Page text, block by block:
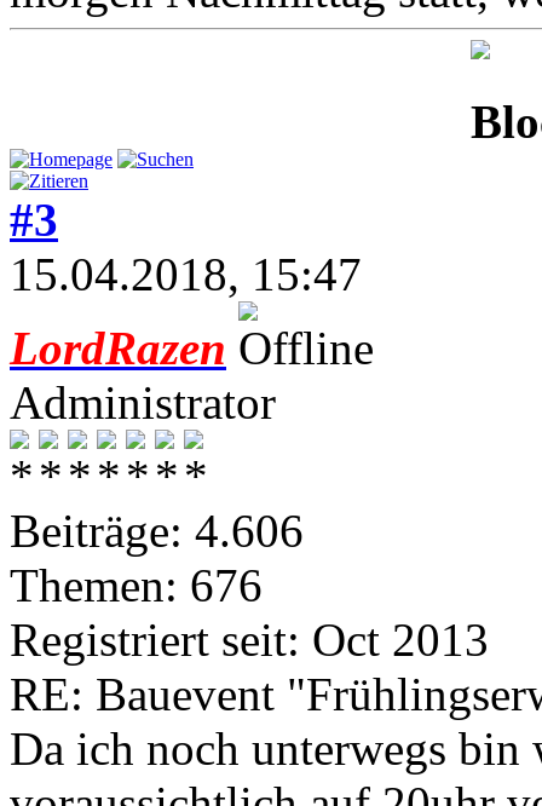
#3
15.04.2018, 15:47
LordRazen
Administrator
Beiträge: 4.606
Themen: 676
Registriert seit: Oct 2013
RE: Bauevent
Da ich noch unterwegs